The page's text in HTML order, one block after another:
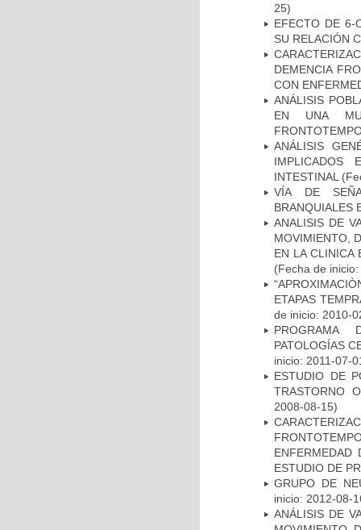
25)
EFECTO DE 6-
SU RELACIÓN
DEMENCIA
CON
ANÁLISIS
EN UNA
ANÁLISIS
IMPLICADOS
INTESTINAL
VÍA DE
BRANQUIALES
ANALISIS DE
MOVIMIENTO,
EN LA CLINICA
(Fecha de
ETAPAS
de inicio: 2010-
PROGRAMA
PATOLOGÍAS
inicio: 2011-07-
ESTUDIO DE
TRASTORNO
2008-08-15)
ENFERMEDAD
ESTUDIO DE
GRUPO DE
inicio: 2012-08-
ANÁLISIS DE